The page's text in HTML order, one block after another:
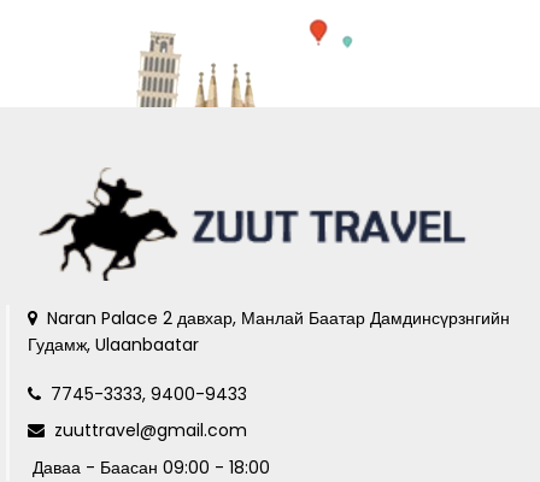
Naran Palace 2 давхар, Манлай Баатар Дамдинсүрзнгийн
Гудамж, Ulaanbaatar
7745-3333, 9400-9433
zuuttravel@gmail.com
Даваа - Баасан 09:00 - 18:00